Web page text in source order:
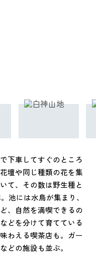
下車してすぐのところ
壇や同じ種類の花を集
て、その数は野生種と
池には水鳥が集まり、
、自然を満喫できるの
どを分けて育てている
わえる喫茶店も。ガー
どの施設も並ぶ。